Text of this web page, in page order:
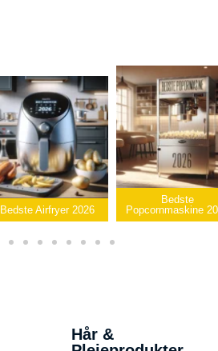
Bedste
Popcornmaskine 2026
Bedste Bluetooth
højtaler 2026
Hår &